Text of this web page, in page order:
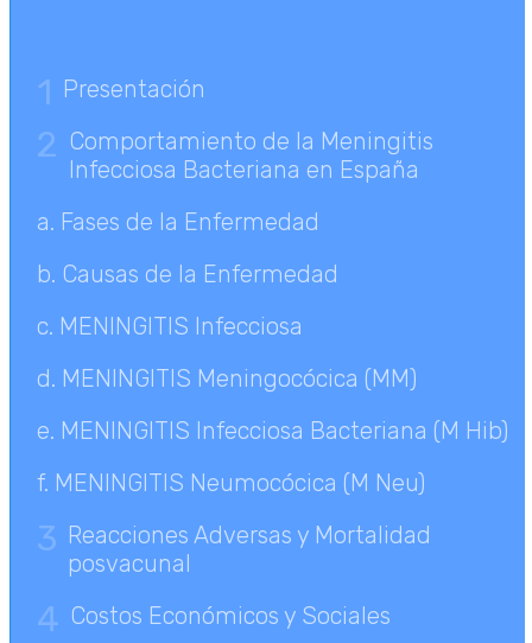
1 Presentación
2 Comportamiento de la Meningitis
Infecciosa Bacteriana en España
a. Fases de la Enfermedad
b. Causas de la Enfermedad
c. MENINGITIS Infecciosa
d. MENINGITIS Meningocócica (MM)
e. MENINGITIS Infecciosa Bacteriana (M Hib)
f. MENINGITIS Neumocócica (M Neu)
3 Reacciones Adversas y Mortalidad
posvacunal
4 Costos Económicos y Sociales